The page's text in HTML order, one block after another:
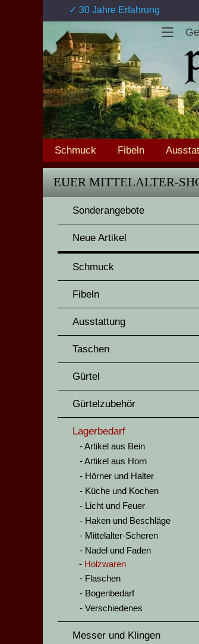
✓ 30 Jahre Erfahrung
Schmuck Fibeln
EUER MITTELALTER-
Sonderangebote
Neue Artikel
Schmuck
Fibeln
Ausstattung
Taschen
Gürtel
Gürtelzubehör
Lagerbedarf
Artikel aus Bein
Artikel aus Horn
Hörner und Halter
Küche und Kochen
Licht und Feuer
Haken und Beschläge
Mittelalter-Scheren
Nadel und Faden
Holzwaren
Flaschen
Bogenbedarf
Verschiedenes
Messer und Klingen